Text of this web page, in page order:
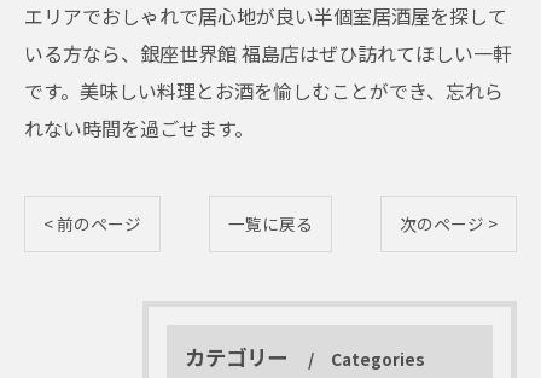
エリアでおしゃれで居心地が良い半個室居酒屋を探して
いる方なら、銀座世界館 福島店はぜひ訪れてほしい一軒
です。美味しい料理とお酒を愉しむことができ、忘れら
れない時間を過ごせます。
< 前のページ 一覧に戻る 次のページ >
カテゴリー Categories